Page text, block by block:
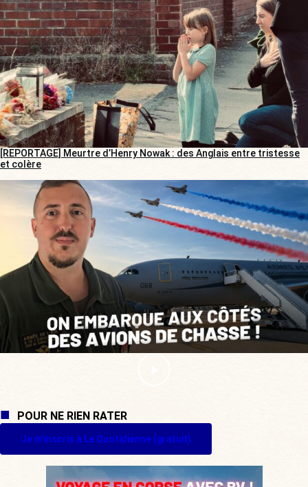
[REPORTAGE] Meurtre d’Henry Nowak : des Anglais entre tristesse
et colère
POUR NE RIEN RATER
Je m'inscris à La Quotidienne (gratuit)